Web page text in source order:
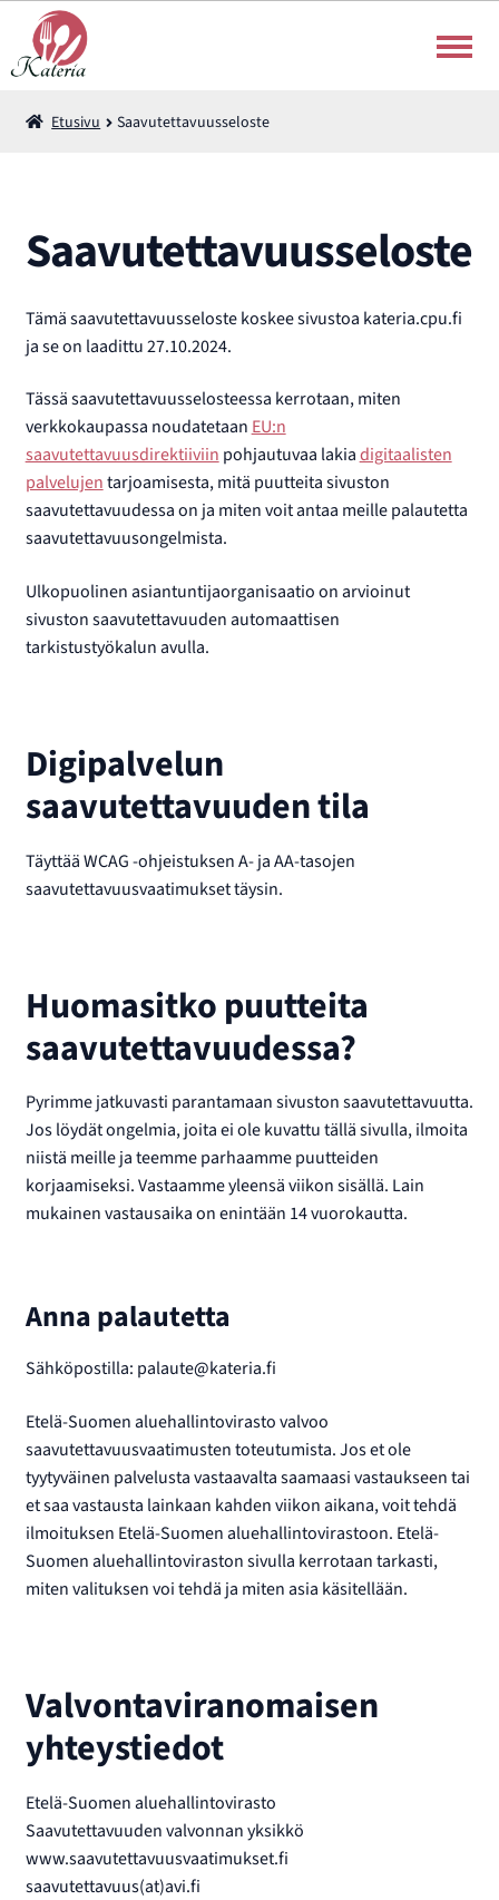
Siirry
navigointiin
Siirry
sisältöön
Välipalaliput
Korttilatauksen ohje
Suomi
Etusivu Saavutettavuusseloste
Saavutettavuusseloste
Tämä saavutettavuusseloste koskee sivustoa kateria.cpu.fi
ja se on laadittu 27.10.2024.
Tässä saavutettavuusselosteessa kerrotaan, miten
verkkokaupassa noudatetaan EU:n
saavutettavuusdirektiiviin pohjautuvaa lakiadigitaalisten
palvelujentarjoamisesta, mitä puutteita sivuston
saavutettavuudessa on ja miten voit antaa meille palautetta
saavutettavuusongelmista.
Ulkopuolinen asiantuntijaorganisaatio on arvioinut
sivuston saavutettavuuden automaattisen
tarkistustyökalun avulla.
Digipalvelun
saavutettavuuden tila
Täyttää WCAG -ohjeistuksen A- ja AA-tasojen
saavutettavuusvaatimukset täysin.
Huomasitko puutteita
saavutettavuudessa?
Pyrimme jatkuvasti parantamaan sivuston saavutettavuutta.
Jos löydät ongelmia, joita ei ole kuvattu tällä sivulla, ilmoita
niistä meille ja teemme parhaamme puutteiden
korjaamiseksi. Vastaamme yleensä viikon sisällä. Lain
mukainen vastausaika on enintään 14 vuorokautta.
Anna palautetta
Sähköpostilla: palaute@kateria.fi
Etelä-Suomen aluehallintovirasto valvoo
saavutettavuusvaatimusten toteutumista. Jos et ole
tyytyväinen palvelusta vastaavalta saamaasi vastaukseen tai
et saa vastausta lainkaan kahden viikon aikana, voit tehdä
ilmoituksen Etelä-Suomen aluehallintovirastoon. Etelä-
Suomen aluehallintoviraston sivulla kerrotaan tarkasti,
miten valituksen voi tehdä ja miten asia käsitellään.
Valvontaviranomaisen
yhteystiedot
Etelä-Suomen aluehallintovirasto
Saavutettavuuden valvonnan yksikkö
www.saavutettavuusvaatimukset.fi
saavutettavuus(at)avi.fi